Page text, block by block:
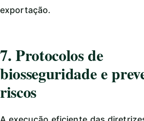
exportação.
7. Protocolos de
biosseguridade e
riscos